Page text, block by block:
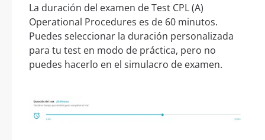
La duración del examen de Test CPL (A)
Operational Procedures es de 60 minutos.
Puedes seleccionar la duración personalizada
para tu test en modo de práctica, pero no
puedes hacerlo en el simulacro de examen.